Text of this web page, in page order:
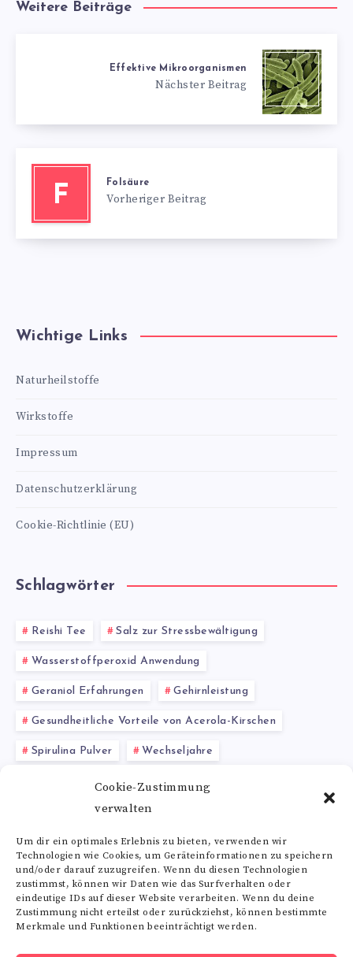
Cookie-Zustimmung
verwalten
Um dir ein optimales Erlebnis zu bieten, verwenden wir
Technologien wie Cookies, um Geräteinformationen zu speichern
und/oder darauf zuzugreifen. Wenn du diesen Technologien
zustimmst, können wir Daten wie das Surfverhalten oder
eindeutige IDs auf dieser Website verarbeiten. Wenn du deine
Zustimmung nicht erteilst oder zurückziehst, können bestimmte
Merkmale und Funktionen beeinträchtigt werden.
Weitere Beiträge
Effektive Mikroorganismen
Nächster Beitrag
F Folsäure
Vorheriger Beitrag
Wichtige Links
Naturheilstoffe
Wirkstoffe
Impressum
Datenschutzerklärung
Cookie-Richtlinie (EU)
Schlagwörter
Reishi Tee Salz zur Stressbewältigung
Wasserstoffperoxid Anwendung
Geraniol Erfahrungen Gehirnleistung
Gesundheitliche Vorteile von Acerola-Kirschen
Spirulina Pulver Wechseljahre
Cystein und Sport Biologischer Anbau
Lithothamnium
Alle Schlagwörter